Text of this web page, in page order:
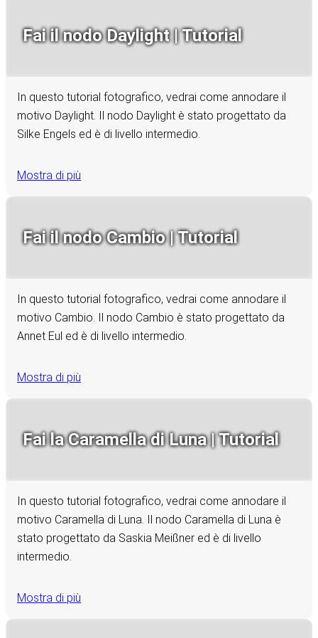
Fai il nodo Daylight | Tutorial
In questo tutorial fotografico, vedrai come annodare il
motivo Daylight. Il nodo Daylight è stato progettato da
Silke Engels ed è di livello intermedio.
Mostra di più
Fai il nodo Cambio | Tutorial
In questo tutorial fotografico, vedrai come annodare il
motivo Cambio. Il nodo Cambio è stato progettato da
Annet Eul ed è di livello intermedio.
Mostra di più
Fai la Caramella di Luna | Tutorial
In questo tutorial fotografico, vedrai come annodare il
motivo Caramella di Luna. Il nodo Caramella di Luna è
stato progettato da Saskia Meißner ed è di livello
intermedio.
Mostra di più